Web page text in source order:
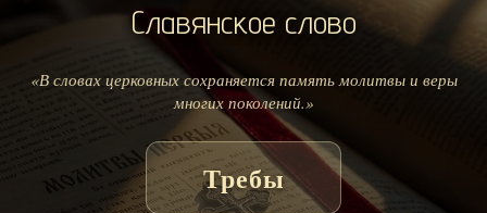
Славянское слово
«В словах церковных сохраняется память молитвы и веры
многих поколений.»
Требы